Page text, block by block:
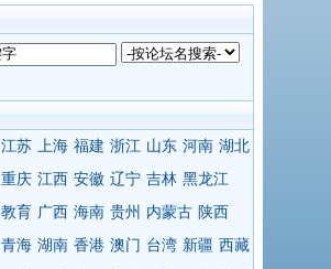
江苏 上海 福建 浙江 山东 河南 湖北
重庆 江西 安徽 辽宁 吉林 黑龙江
教育 广西 海南 贵州 内蒙古 陕西
青海 湖南 香港 澳门 台湾 新疆 西藏